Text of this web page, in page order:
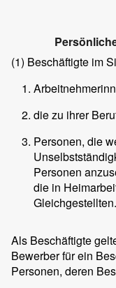
(1) Beschäftigte im
die zu ihrer
Personen, die
Personen
die in
Gleichgestellten.
Als Beschäftigte
Bewerber für ein
Personen, deren